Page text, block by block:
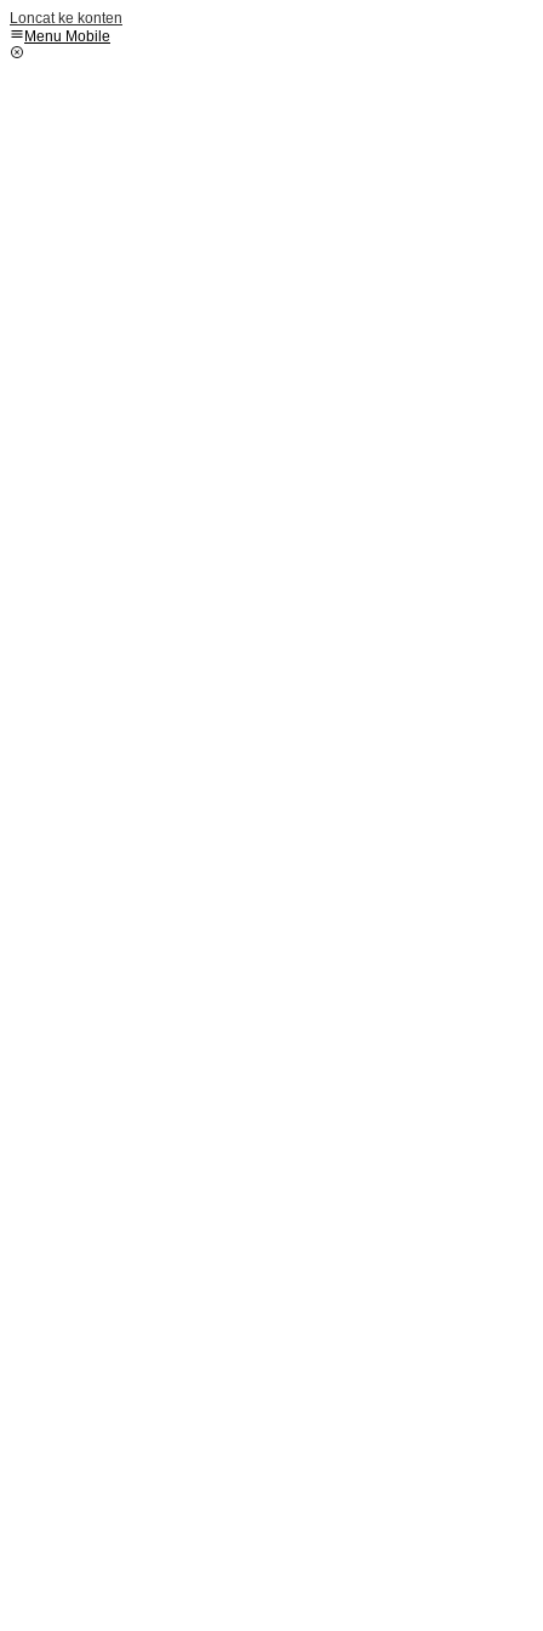
Loncat ke konten
Menu Mobile